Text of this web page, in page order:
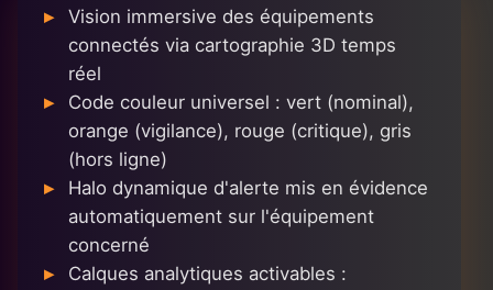
Vision immersive des équipements
connectés via cartographie 3D temps
réel
Code couleur universel : vert (nominal),
orange (vigilance), rouge (critique), gris
(hors ligne)
Halo dynamique d'alerte mis en évidence
automatiquement sur l'équipement
concerné
Calques analytiques activables :